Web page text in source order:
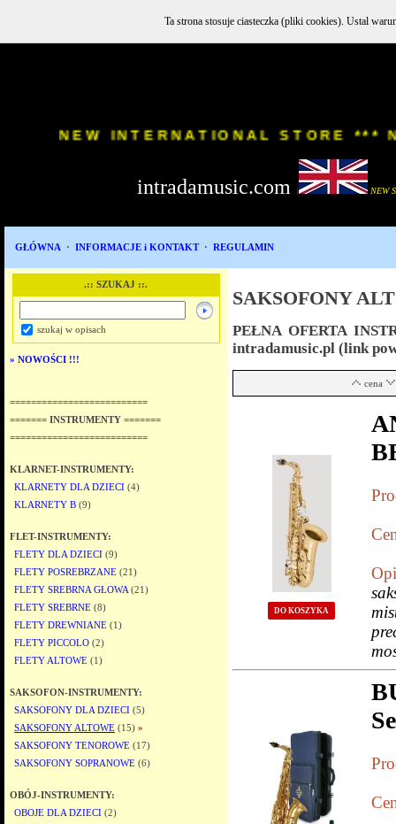
NEW INTERNATIONAL
intradamusic.com i NEW
GŁÓWNA · INFORMACJE i KONTAKT · REGULAMIN
.:: SZUKAJ ::.
szukaj w opisach
» NOWOŚCI !!!
==========================
======= INSTRUMENTY =======
==========================
KLARNET-INSTRUMENTY:
KLARNETY DLA DZIECI (4)
KLARNETY B (9)
FLET-INSTRUMENTY:
FLETY DLA DZIECI (9)
FLETY POSREBRZANE (21)
FLETY SREBRNA GŁOWA (21)
FLETY SREBRNE (8)
FLETY DREWNIANE (1)
FLETY PICCOLO (2)
FLETY ALTOWE (1)
SAKSOFON-INSTRUMENTY:
SAKSOFONY DLA DZIECI (5)
SAKSOFONY ALTOWE (15) »
SAKSOFONY TENOROWE (17)
SAKSOFONY SOPRANOWE (6)
OBÓJ-INSTRUMENTY:
OBOJE DLA DZIECI (2)
SAKSOFONY
PEŁNA OFERTA
intradamusic.pl (link
cena
DO KOSZYKA
Ta strona stosuje ciasteczka (pliki cookies). Ustal